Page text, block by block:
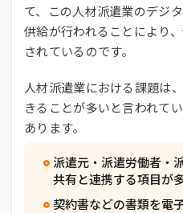
て、この人材派遣業のデジ
供給が行われることにより
されているのです。
人材派遣業における課題は
きることが多いと言われて
あります。
派遣元・派遣労働者・
共有と連携する項目が
契約書などの書類を電